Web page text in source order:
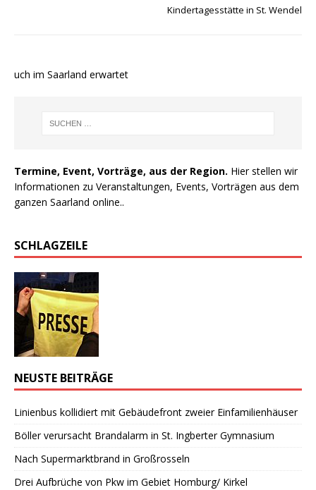
Kindertagesstätte in St. Wendel
im Saarland erwartet
Termine, Event, Vorträge, aus der Region. Hier stellen wir
Informationen zu Veranstaltungen, Events, Vorträgen aus dem
ganzen Saarland online..
SCHLAGZEILE
NEUSTE BEITRÄGE
Linienbus kollidiert mit Gebäudefront zweier Einfamilienhäuser
Böller verursacht Brandalarm in St. Ingberter Gymnasium
Nach Supermarktbrand in Großrosseln
Drei Aufbrüche von Pkw im Gebiet Homburg/ Kirkel